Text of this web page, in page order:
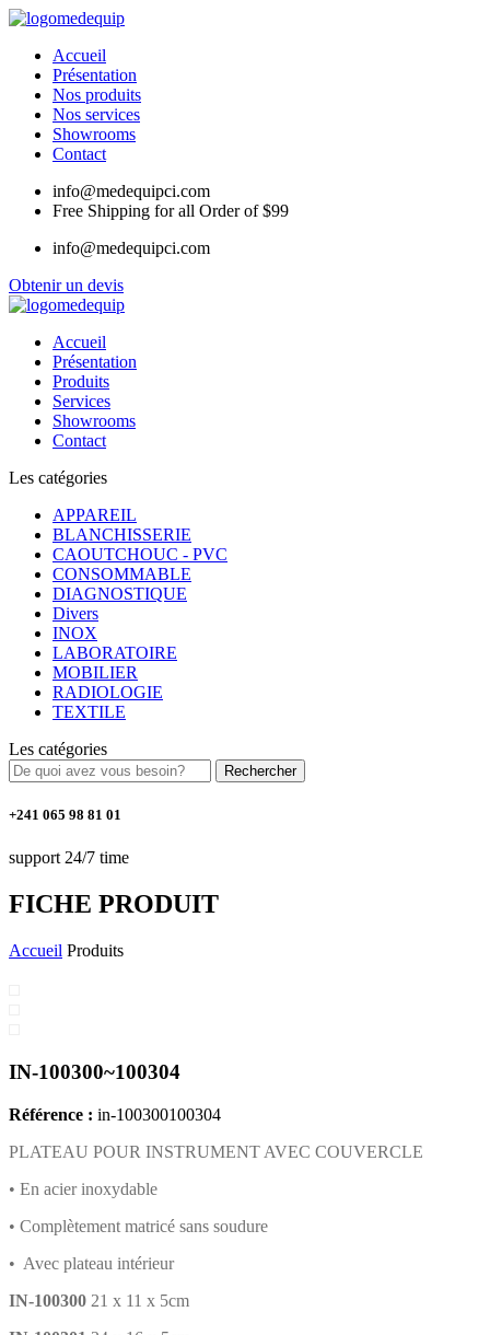
Accueil
Présentation
Nos produits
Nos services
Showrooms
Contact
info@medequipci.com
Free Shipping for all Order of $99
info@medequipci.com
Obtenir un devis
Accueil
Présentation
Produits
Services
Showrooms
Contact
Les catégories
APPAREIL
BLANCHISSERIE
CAOUTCHOUC - PVC
CONSOMMABLE
DIAGNOSTIQUE
Divers
INOX
LABORATOIRE
MOBILIER
RADIOLOGIE
TEXTILE
Les catégories
Rechercher
+241 065 98 81 01
support 24/7 time
FICHE PRODUIT
Accueil Produits
IN-100300~100304
Référence : in-100300100304
PLATEAU POUR INSTRUMENT AVEC COUVERCLE
• En acier inoxydable
• Complètement matricé sans soudure
• Avec plateau intérieur
IN-100300 21 x 11 x 5cm